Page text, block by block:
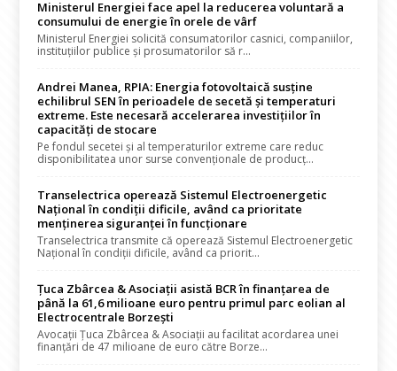
Ministerul Energiei face apel la reducerea voluntară a
consumului de energie în orele de vârf
Ministerul Energiei solicită consumatorilor casnici, companiilor,
instituțiilor publice și prosumatorilor să r...
Andrei Manea, RPIA: Energia fotovoltaică susține
echilibrul SEN în perioadele de secetă și temperaturi
extreme. Este necesară accelerarea investițiilor în
capacități de stocare
Pe fondul secetei și al temperaturilor extreme care reduc
disponibilitatea unor surse convenționale de producț...
Transelectrica operează Sistemul Electroenergetic
Național în condiții dificile, având ca prioritate
menținerea siguranței în funcționare
Transelectrica transmite că operează Sistemul Electroenergetic
Național în condiții dificile, având ca priorit...
Țuca Zbârcea & Asociații asistă BCR în finanțarea de
până la 61,6 milioane euro pentru primul parc eolian al
Electrocentrale Borzești
Avocații Țuca Zbârcea & Asociații au facilitat acordarea unei
finanțări de 47 milioane de euro către Borze...